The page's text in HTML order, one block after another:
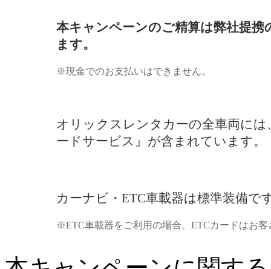
本キャンペーンのご精算は弊社提
ます。
※現金でのお支払いはできません。
オリックスレンタカーの全車両に
ードサービス』が含まれています。
カーナビ・ETC車載器は標準装備で
※ETC車載器をご利用の場合、ETCカードはお